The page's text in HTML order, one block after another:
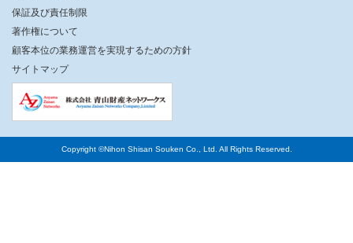
保証及び責任制限
著作権について
顧客本位の業務運営を実現するための方針
サイトマップ
Copyright ©Nihon Shisan Souken Co., Ltd. All Rights Reserved.